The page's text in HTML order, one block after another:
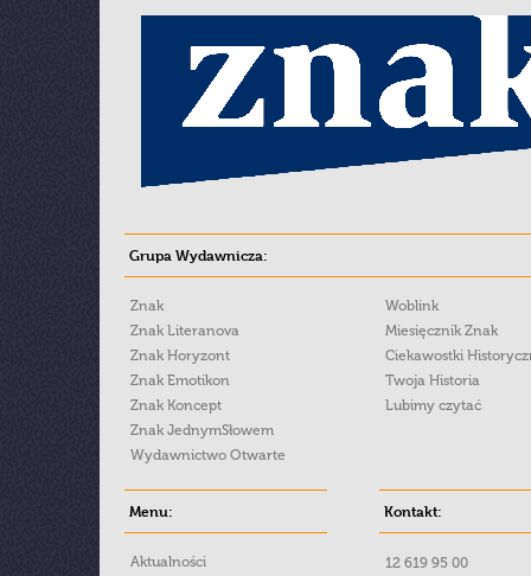
Grupa Wydawnicza:
Znak
Znak Literanova
Znak Horyzont
Znak Emotikon
Znak Koncept
Znak JednymSłowem
Wydawnictwo Otwarte
Woblink
Miesięcznik Znak
Ciekawostki
Twoja Historia
Lubimy czytać
Menu:
Aktualności
Kontakt:
12 619 95 00